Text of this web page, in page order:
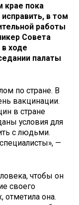
крае пока
в том
работы
Совета
ходе
палаты
по стране. В
вакцинации.
в стране
условия для
с людьми.
—
чтобы он
своего
отметила она.